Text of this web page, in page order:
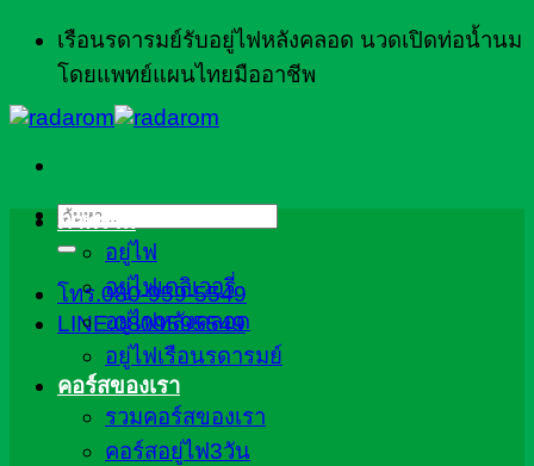
ข้าม
ยัง
เรือนรดารมย์รับอยู่ไฟหลังคลอด นวดเปิดท่อน้ำนม
โดยแพทย์แผนไทยมืออาชีพ
ค้นหา:
โทร.080-959-5549
LINE:0809595549
ภาพรวม
อยู่ไฟ
อยู่ไฟเดลิเวอรี่
อยู่ไฟหลังคลอด
อยู่ไฟเรือนรดารมย์
คอร์สของเรา
รวมคอร์สของเรา
คอร์สอยู่ไฟ3วัน